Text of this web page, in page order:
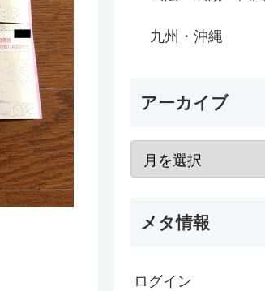
九州・沖縄
アーカイブ
メタ情報
ログイン